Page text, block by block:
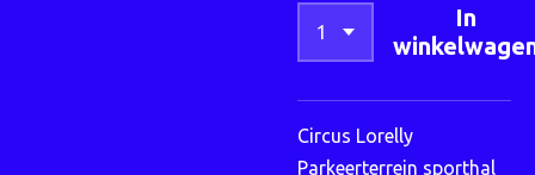
In
Circus Lorelly
Parkeerterrein sporthal